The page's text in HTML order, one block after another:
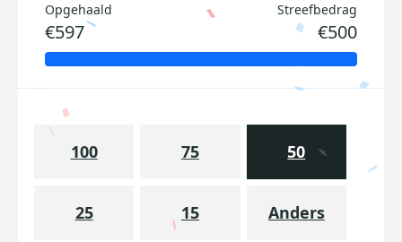
Opgehaald
€597
Streefbedrag
€500
100 75 50
25 15 Anders